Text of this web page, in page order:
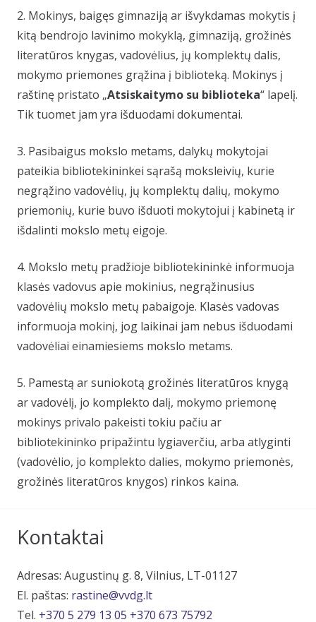
2. Mokinys, baigęs gimnaziją ar išvykdamas mokytis į
kitą bendrojo lavinimo mokyklą, gimnaziją, grožinės
literatūros knygas, vadovėlius, jų komplektų dalis,
mokymo priemones grąžina į biblioteką. Mokinys į
raštinę pristato „Atsiskaitymo su biblioteka“ lapelį.
Tik tuomet jam yra išduodami dokumentai.
3. Pasibaigus mokslo metams, dalykų mokytojai
pateikia bibliotekininkei sąrašą moksleivių, kurie
negrąžino vadovėlių, jų komplektų dalių, mokymo
priemonių, kurie buvo išduoti mokytojui į kabinetą ir
išdalinti mokslo metų eigoje.
4. Mokslo metų pradžioje bibliotekininkė informuoja
klasės vadovus apie mokinius, negrąžinusius
vadovėlių mokslo metų pabaigoje. Klasės vadovas
informuoja mokinį, jog laikinai jam nebus išduodami
vadovėliai einamiesiems mokslo metams.
5. Pamestą ar suniokotą grožinės literatūros knygą
ar vadovėlį, jo komplekto dalį, mokymo priemonę
mokinys privalo pakeisti tokiu pačiu ar
bibliotekininko pripažintu lygiaverčiu, arba atlyginti
(vadovėlio, jo komplekto dalies, mokymo priemonės,
grožinės literatūros knygos) rinkos kaina.
Kontaktai
Adresas: Augustinų g. 8, Vilnius, LT-01127
El. paštas: rastine@vvdg.lt
Tel. +370 5 279 13 05 +370 673 75792